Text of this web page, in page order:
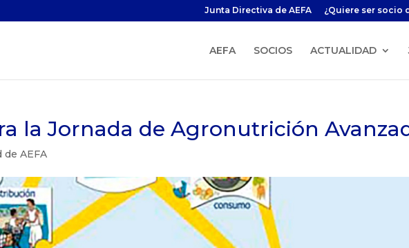
Junta Directiva de AEFA ¿Quiere ser socio
AEFA SOCIOS ACTUALIDAD
la Jornada de Agronutrición
de AEFA